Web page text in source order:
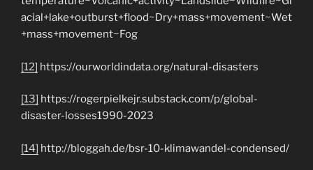
acial+lake+outburst+flood~Dry+mass+movement~Wet
+mass+movement~Fog
[12] https://ourworldindata.org/natural-disasters
[13] https://rogerpielkejr.substack.com/p/global-
disaster-losses1990-2023
[14] http://bloggah.de/bsr-10-klimawandel-condensed/